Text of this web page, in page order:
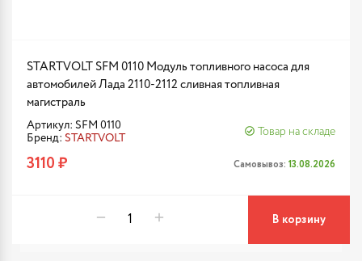
STARTVOLT SFM 0110 Модуль топливного насоса для
автомобилей Лада 2110-2112 сливная топливная
магистраль
Артикул: SFM 0110
Бренд: STARTVOLT
Товар на складе
3110 ₽ Самовывоз: 13.08.2026
В корзину